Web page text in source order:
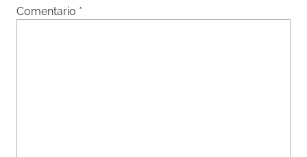
Comentario *